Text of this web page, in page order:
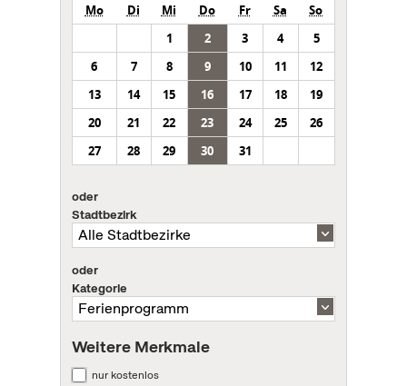
Mo Di Mi Do Fr Sa
So
1
2 3 4
5
6
7 8 9 10 11
12
13
14 15 16 17 18
19
20
21 22 23 24 25
26
27
28 29 30 31
oder
Stadtbezirk
oder
Kategorie
Weitere Merkmale
nur kostenlos